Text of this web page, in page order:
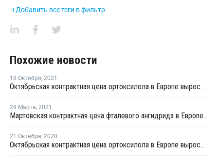
+Добавить все теги в фильтр
Похожие новости
19 Октября, 2021
Октябрьская контрактная цена ортоксилола в Европе выросла на EUR25 за тонну
29 Марта, 2021
Мартовская контрактная цена фталевого ангидрида в Европе выросла на EUR75 за тонну
21 Октября, 2020
Октябрьская контрактная цена ортоксилола в Европе выросла на EUR2,5 за тонну